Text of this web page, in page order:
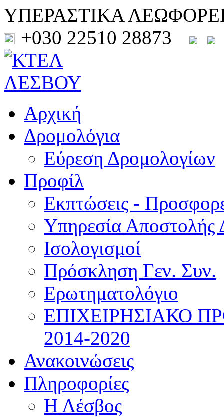
ΥΠΕΡΑΣΤΙΚΑ
+030 22510 28873
Αρχική
Δρομολόγια
Εύρεση Δρομολογίων
Προφίλ
Εκπτώσεις -
Υπηρεσία Αποστολής
Ισολογισμοί
Πρόσκληση Γεν. Συν.
Ερωτηματολόγιο
ΕΠΙΧΕΙΡΗΣΙΑΚΟ
2014-2020
Ανακοινώσεις
Πληροφορίες
Η Λέσβος